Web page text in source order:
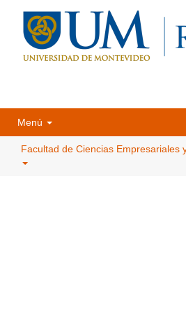
Menú
Facultad de Ciencias Empresariales